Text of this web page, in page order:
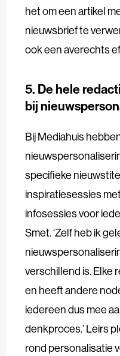
het om een artikel
nieuwsbrief te
ook een averechts
5. De hele
bij
Bij Mediahuis
specifieke
inspiratiesessies
infosessies voor
Smet. ‘Zelf heb ik
verschillend is. Elke
en heeft andere
iedereen dus mee
denkproces.’ Leirs
rond personalisatie